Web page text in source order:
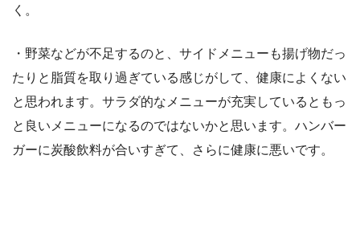
く。
・野菜などが不足するのと、サイドメニューも揚げ物だっ
たりと脂質を取り過ぎている感じがして、健康によくない
と思われます。サラダ的なメニューが充実しているともっ
と良いメニューになるのではないかと思います。ハンバー
ガーに炭酸飲料が合いすぎて、さらに健康に悪いです。